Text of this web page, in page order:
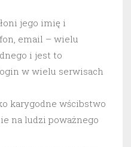
jego imię i
email – wielu
i jest to
w wielu serwisach
karygodne wścibstwo
na ludzi poważnego